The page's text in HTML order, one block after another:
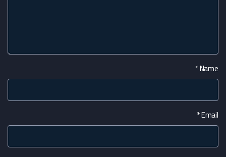
Name
*
Email
*